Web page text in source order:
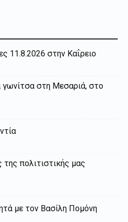
11.8.2026 στην Καΐρειο
στη Μεσαριά, στο
πολιτιστικής μας
με τον Βασίλη Πομόνη